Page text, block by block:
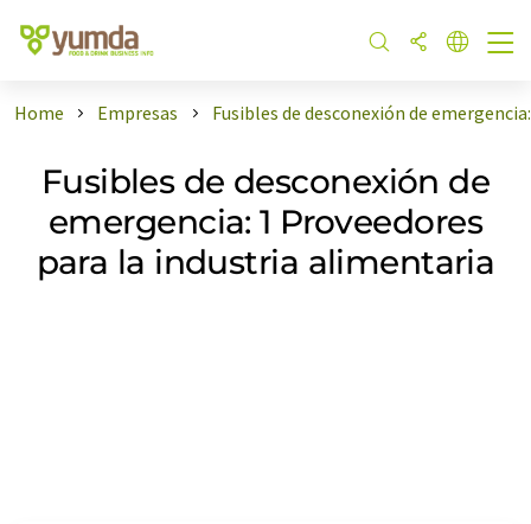
Home Empresas Fusibles de desconexión de
Fusibles de desconexión de
emergencia: 1 Proveedores
para la industria alimentaria